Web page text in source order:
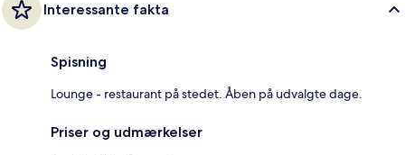
Interessante fakta
Spisning
Lounge - restaurant på stedet. Åben på udvalgte dage.
Priser og udmærkelser